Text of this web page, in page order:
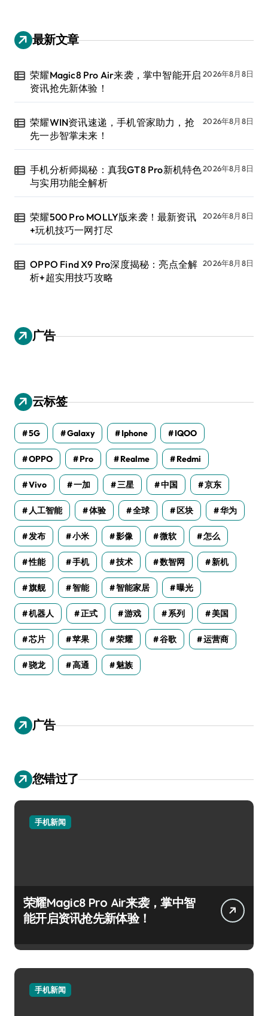
最新文章
荣耀Magic8 Pro Air来袭，掌中智能开启
资讯抢先新体验！
2026年8月8日
荣耀WIN资讯速递，手机管家助力，抢
先一步智掌未来！
2026年8月8日
手机分析师揭秘：真我GT8 Pro新机特色
与实用功能全解析
2026年8月8日
荣耀500 Pro MOLLY版来袭！最新资讯
+玩机技巧一网打尽
2026年8月8日
OPPO Find X9 Pro深度揭秘：亮点全解
析+超实用技巧攻略
2026年8月8日
广告
云标签
5G Galaxy Iphone IQOO
OPPO Pro Realme Redmi
Vivo 一加 三星 中国 京东
人工智能 体验 全球 区块 华为
发布 小米 影像 微软 怎么
性能 手机 技术 数智网 新机
旗舰 智能 智能家居 曝光
机器人 正式 游戏 系列 美国
芯片 苹果 荣耀 谷歌 运营商
骁龙 高通 魅族
广告
您错过了
手机新闻
荣耀Magic8 Pro Air来袭，掌中智
能开启资讯抢先新体验！
手机新闻